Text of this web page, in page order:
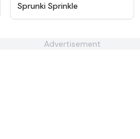
Sprunki Sprinkle
Advertisement